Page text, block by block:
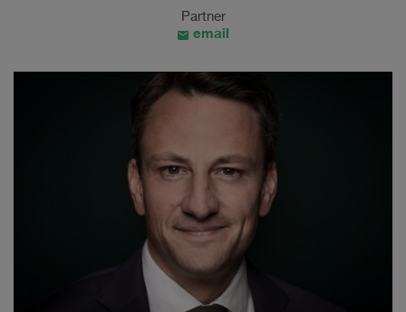
Partner
email